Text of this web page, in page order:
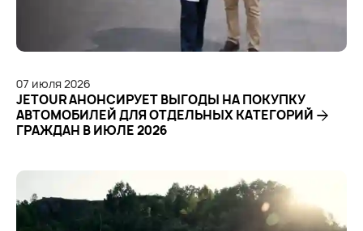
07 июля2026
JETOUR АНОНСИРУЕТ ВЫГОДЫ НА ПОКУПКУ
АВТОМОБИЛЕЙ ДЛЯ ОТДЕЛЬНЫХ КАТЕГОРИЙ
ГРАЖДАН В ИЮЛЕ 2026